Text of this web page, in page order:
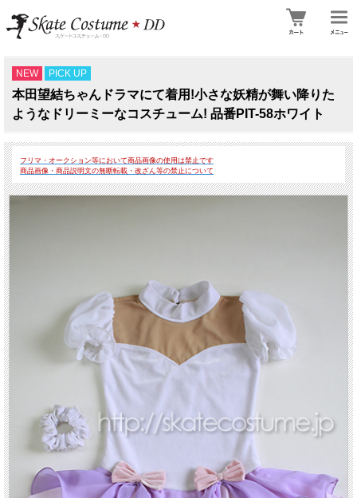
NEW PICK UP
本田望結ちゃんドラマにて着用!小さな妖精が舞い降りた
ようなドリーミーなコスチューム! 品番PIT-58ホワイト
フリマ・オークション等において商品画像の使用は禁止です
商品画像・商品説明文の無断転載・改ざん等の禁止について